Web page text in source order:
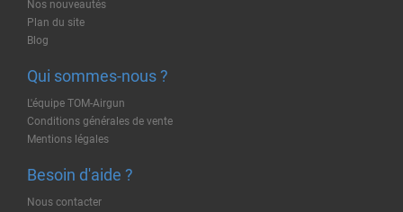
Nos nouveautés
Plan du site
Blog
Qui sommes-nous ?
L'équipe TOM-Airgun
Conditions générales de vente
Mentions légales
Besoin d'aide ?
Nous contacter